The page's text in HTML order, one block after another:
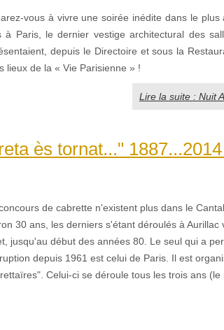
vous à vivre une soirée inédite dans le plus
à Paris, le dernier vestige architectural des
depuis le Directoire et sous la
lieux de la « Vie Parisienne » !
Lire la suite : Nuit
ès tornat..."
de cabrette n'existent plus dans le
30 ans, les derniers s'étant déroulés à Aurillac
jusqu'au début des années 80. Le seul qui a
depuis 1961 est celui de Paris. Il est
Celui-ci se déroule tous les trois ans (le